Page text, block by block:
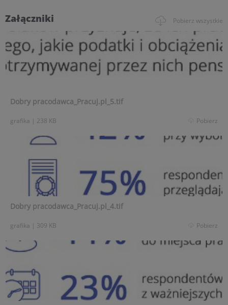
Załączniki Pobierz wszystkie
Dobry pracodawca_Pracuj.pl_5.tif
grafika | 238 KB Pobierz
Dobry pracodawca_Pracuj.pl_4.tif
grafika | 309 KB Pobierz